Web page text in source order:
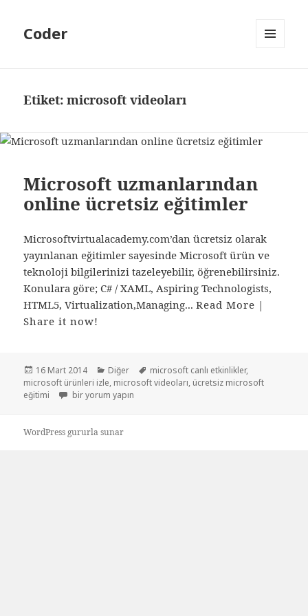
Coder
Etiket:microsoft videoları
Microsoft uzmanlarından
online ücretsiz eğitimler
Microsoftvirtualacademy.com’dan ücretsiz olarak
yayınlanan eğitimler sayesinde Microsoft ürün ve
teknoloji bilgilerinizi tazeleyebilir, öğrenebilirsiniz.
Konulara göre; C# / XAML, Aspiring Technologists,
HTML5, Virtualization,Managing...Read More |
Share it now!
Yayın
tarihi
16 Mart 2014 Kategoriler
Diğer Etiketler
microsoft canlı etkinlikler,
microsoft ürünleri izle, microsoft videoları, ücretsiz microsoft
eğitimi
Microsoft uzmanlarından online ücretsiz eğitimler için
bir yorum yapın
WordPress gururla sunar